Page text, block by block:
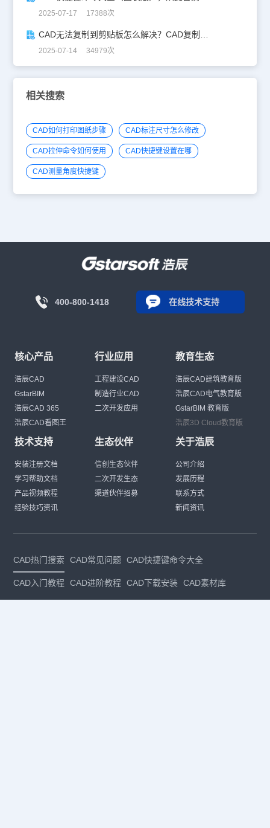
2025-07-17 17388次
2025-07-14 34979次
相关搜索
CAD如何打印图纸步骤 CAD标注尺寸怎么修改
CAD拉伸命令如何使用 CAD快捷键设置在哪
CAD测量角度快捷键
400-800-1418 在线技术支持
核心产品
浩辰CAD
GstarBIM
浩辰CAD 365
浩辰CAD看图王
行业应用
工程建设CAD
制造行业CAD
二次开发应用
教育生态
浩辰CAD建筑教育版
浩辰CAD电气教育版
GstarBIM 教育版
浩辰3D Cloud教育版
技术支持
安装注册文档
学习帮助文档
产品视频教程
经验技巧资讯
生态伙伴
信创生态伙伴
二次开发生态
渠道伙伴招募
关于浩辰
公司介绍
发展历程
联系方式
新闻资讯
CAD热门搜索 CAD常见问题 CAD快捷键命令大全
CAD入门教程 CAD进阶教程 CAD下载安装 CAD素材库